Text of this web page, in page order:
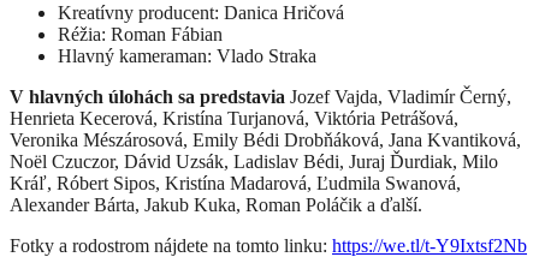
Kreatívny producent: Danica Hričová
Réžia: Roman Fábian
Hlavný kameraman: Vlado Straka
V hlavných úlohách sa predstavia Jozef Vajda, Vladimír Černý,
Henrieta Kecerová, Kristína Turjanová, Viktória Petrášová,
Veronika Mészárosová, Emily Bédi Drobňáková, Jana Kvantiková,
Noël Czuczor, Dávid Uzsák, Ladislav Bédi, Juraj Ďurdiak, Milo
Kráľ, Róbert Sipos, Kristína Madarová, Ľudmila Swanová,
Alexander Bárta, Jakub Kuka, Roman Poláčik a ďalší.
Fotky a rodostrom nájdete na tomto linku: https://we.tl/t-Y9Ixtsf2Nb